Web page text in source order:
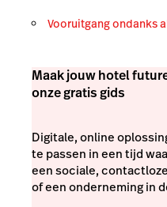
Vooruitgang ondanks
Maak jouw hotel
onze gratis gids
Digitale, online
te passen in een tijd
een sociale,
of een onderneming in